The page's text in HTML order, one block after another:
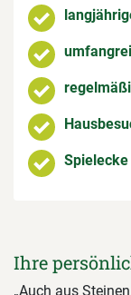
Ihre
„Auch aus